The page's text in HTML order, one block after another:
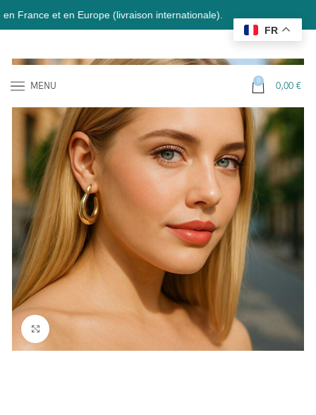
et en Europe (livraison internationale).
MENU 0 0,00 €
FR